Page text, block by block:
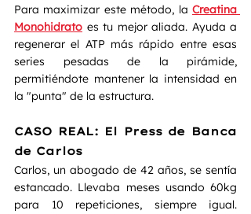
Para maximizar este método, la Creatina
Monohidrato es tu mejor aliada. Ayuda a
regenerar el ATP más rápido entre esas
series pesadas de la pirámide,
permitiéndote mantener la intensidad en
la "punta" de la estructura.
CASO REAL: El Press de Banca
de Carlos
Carlos, un abogado de 42 años, se sentía
estancado. Llevaba meses usando 60kg
para 10 repeticiones, siempre igual.